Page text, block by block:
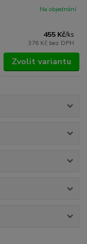
455 Kč/ks
376 Kč bez DPH
Na objednání
Zvolit variantu